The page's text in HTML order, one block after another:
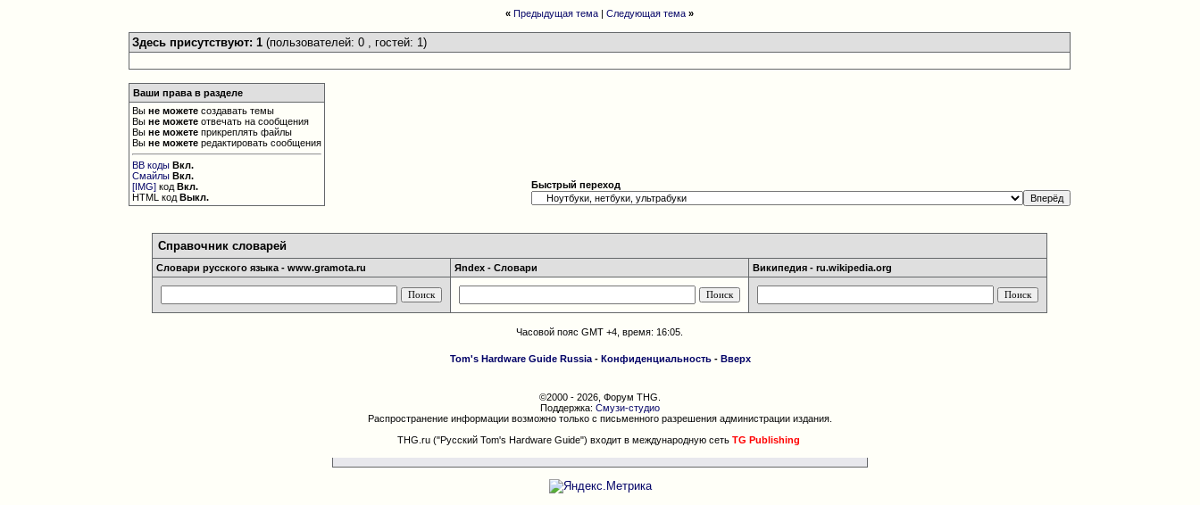
« Предыдущая тема |Следующая тема »
Здесь присутствуют: 1(пользователей: 0 , гостей: 1)
Ваши права в разделе
Выне можете создавать темы
Выне можете отвечать на сообщения
Выне можете прикреплять файлы
Выне можете редактировать сообщения
BB коды Вкл.
Смайлы Вкл.
[IMG] кодВкл.
HTML кодВыкл.
Быстрый переход
Справочник словарей
Словари русского языка - www.gramota.ru Яndex - Словари Википедия - ru.wikipedia.org
Часовой пояс GMT +4, время: 16:05
Tom's Hardware Guide Russia- Конфиденциальность- Вверх
©2000 - 2026, Форум THG.
Поддержка: Смузи-студио
Распространение информации возможно только с письменного разрешения администрации издания.
THG.ru ("Русский Tom's Hardware Guide") входит в международную сеть TG Publishing